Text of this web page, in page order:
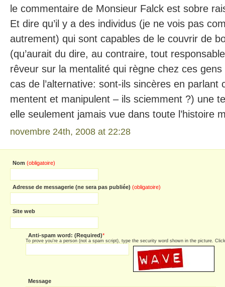
le commentaire de Monsieur Falck est sobre
Et dire qu’il y a des individus (je ne vois pas
autrement) qui sont capables de le couvrir de
(qu’aurait du dire, au contraire, tout
rêveur sur la mentalité qui règne chez ces
cas de l’alternative: sont-ils sincères en parlant
mentent et manipulent – ils sciemment ?) une
elle seulement jamais vue dans toute l’histoire
novembre 24th, 2008 at 22:28
Nom (obligatoire)
Adresse de messagerie (ne sera pas publiée) (obligatoire)
Site web
Anti-spam word: (Required)*
To prove you're a person (not a spam script), type the security word shown in the picture.
Message